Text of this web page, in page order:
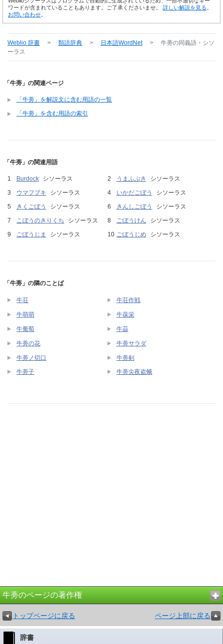
ワードが含まれていることもあります。ご了承くださいませ。 詳しい解説を見る。
お問い合わせ。
Weblio 辞書 > 類語辞典 > 日本語WordNet > 牛蒡の同義語・シソ
ーラス
「牛蒡」の関連ページ
「牛蒡」を解説文に含む用語の一覧
「牛蒡」を含む用語の索引
「牛蒡」の関連用語
Burdock シソーラス うまふぶき
シソーラス
ウマフブキ
シソーラス いかだごぼう
シソーラス
きくごぼう
シソーラス きんしごぼう
シソーラス
こぼうのきりくち
シソーラス ごぼうけん
シソーラス
ごぼうじま
シソーラス ごぼうじめ シソーラス
「牛蒡」の隣のことば
牛荘 牛荘作戦
牛萌萌 牛葆栄
牛葡萄 牛蒜
牛蒡の花 牛蒡サラダ
牛蒡ノ切口 牛蒡剣
牛蒡子 牛蒡尖夜盗蛾
牛蒡のページの著作権
トップページに戻る ページ上部に戻る
辞書